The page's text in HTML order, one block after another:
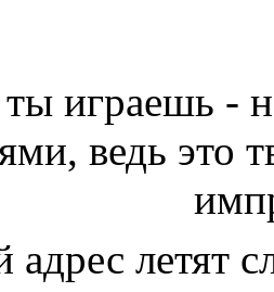
играешь -
ведь это
адрес летят